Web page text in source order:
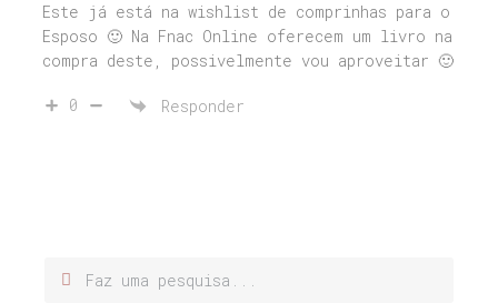
Este já está na wishlist de comprinhas para o
Esposo 🙂 Na Fnac Online oferecem um livro na
compra deste, possivelmente vou aproveitar 🙂
0 Responder